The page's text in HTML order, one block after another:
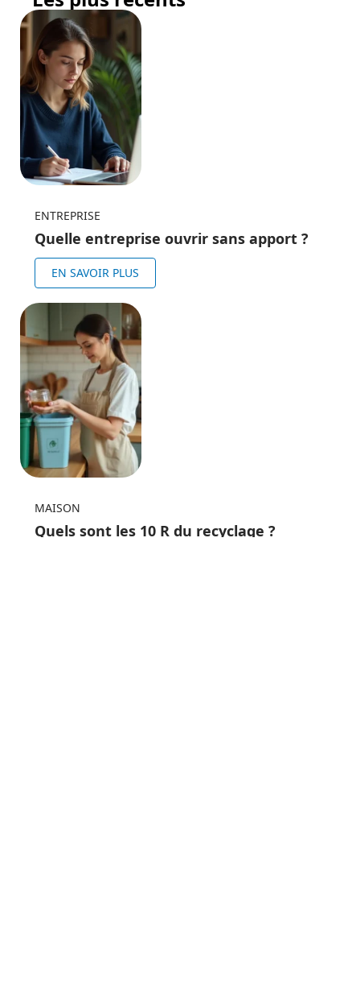
ENTREPRISE
Quelle entreprise ouvrir sans apport ?
EN SAVOIR PLUS
MAISON
Quels sont les 10 R du recyclage ?